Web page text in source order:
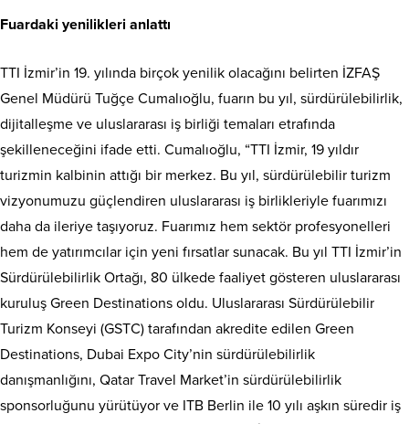
Fuardaki yenilikleri anlattı
TTI İzmir’in 19. yılında birçok yenilik olacağını belirten İZFAŞ
Genel Müdürü Tuğçe Cumalıoğlu, fuarın bu yıl, sürdürülebilirlik,
dijitalleşme ve uluslararası iş birliği temaları etrafında
şekilleneceğini ifade etti. Cumalıoğlu, “TTI İzmir, 19 yıldır
turizmin kalbinin attığı bir merkez. Bu yıl, sürdürülebilir turizm
vizyonumuzu güçlendiren uluslararası iş birlikleriyle fuarımızı
daha da ileriye taşıyoruz. Fuarımız hem sektör profesyonelleri
hem de yatırımcılar için yeni fırsatlar sunacak. Bu yıl TTI İzmir’in
Sürdürülebilirlik Ortağı, 80 ülkede faaliyet gösteren uluslararası
kuruluş Green Destinations oldu. Uluslararası Sürdürülebilir
Turizm Konseyi (GSTC) tarafından akredite edilen Green
Destinations, Dubai Expo City’nin sürdürülebilirlik
danışmanlığını, Qatar Travel Market’in sürdürülebilirlik
sponsorluğunu yürütüyor ve ITB Berlin ile 10 yılı aşkın süredir iş